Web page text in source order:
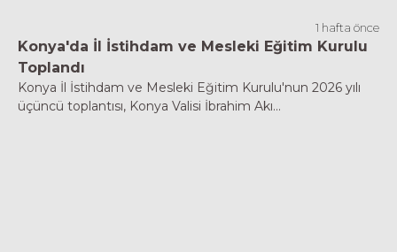
1 hafta önce
Konya'da İl İstihdam ve Mesleki Eğitim Kurulu
Toplandı
Konya İl İstihdam ve Mesleki Eğitim Kurulu'nun 2026 yılı
üçüncü toplantısı, Konya Valisi İbrahim Akı...